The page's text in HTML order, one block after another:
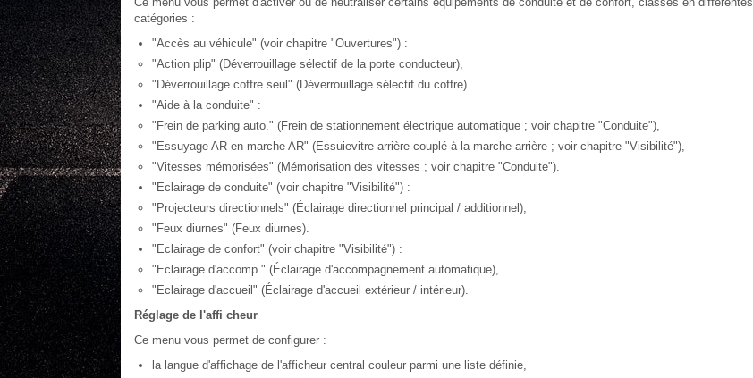
catégories :
"Accès au véhicule" (voir chapitre "Ouvertures") :
"Action plip" (Déverrouillage sélectif de la porte conducteur),
"Déverrouillage coffre seul" (Déverrouillage sélectif du coffre).
"Aide à la conduite" :
"Frein de parking auto." (Frein de stationnement électrique automatique ; voir chapitre "Conduite"),
"Essuyage AR en marche AR" (Essuievitre arrière couplé à la marche arrière ; voir chapitre "Visibilité"),
"Vitesses mémorisées" (Mémorisation des vitesses ; voir chapitre "Conduite").
"Eclairage de conduite" (voir chapitre "Visibilité") :
"Projecteurs directionnels" (Éclairage directionnel principal / additionnel),
"Feux diurnes" (Feux diurnes).
"Eclairage de confort" (voir chapitre "Visibilité") :
"Eclairage d'accomp." (Éclairage d'accompagnement automatique),
"Eclairage d'accueil" (Éclairage d'accueil extérieur / intérieur).
Réglage de l'affi cheur
Ce menu vous permet de configurer :
la langue d'affichage de l'afficheur central couleur parmi une liste définie,